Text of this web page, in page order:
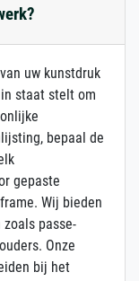
uw kunstdruk
staat stelt om
bepaal de
gepaste
Wij bieden
passe-
Onze
bij het